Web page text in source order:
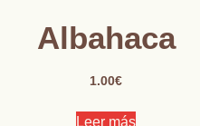
Albahaca
1.00€
Leer más